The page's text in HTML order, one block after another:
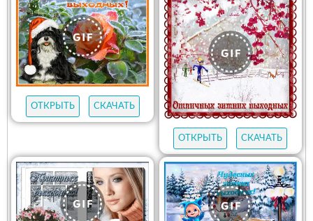
ОТКРЫТЬ СКАЧАТЬ
ОТКРЫТЬ СКАЧАТЬ